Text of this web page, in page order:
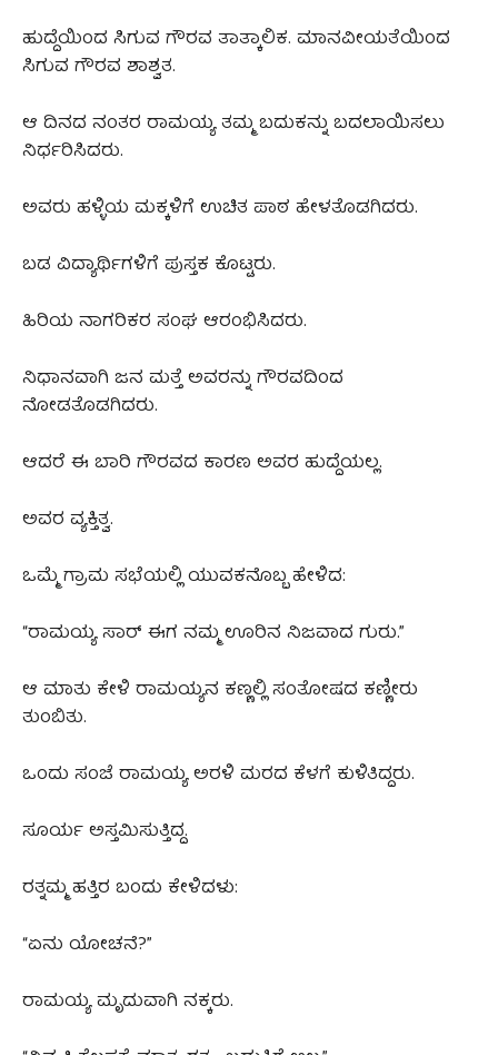
ಹುದ್ದೆಯಿಂದ ಸಿಗುವ ಗೌರವ ತಾತ್ಕಾಲಿಕ. ಮಾನವೀಯತೆಯಿಂದ
ಸಿಗುವ ಗೌರವ ಶಾಶ್ವತ.
ಆ ದಿನದ ನಂತರ ರಾಮಯ್ಯ ತಮ್ಮ ಬದುಕನ್ನು ಬದಲಾಯಿಸಲು
ನಿರ್ಧರಿಸಿದರು.
ಅವರು ಹಳ್ಳಿಯ ಮಕ್ಕಳಿಗೆ ಉಚಿತ ಪಾಠ ಹೇಳತೊಡಗಿದರು.
ಬಡ ವಿದ್ಯಾರ್ಥಿಗಳಿಗೆ ಪುಸ್ತಕ ಕೊಟ್ಟರು.
ಹಿರಿಯ ನಾಗರಿಕರ ಸಂಘ ಆರಂಭಿಸಿದರು.
ನಿಧಾನವಾಗಿ ಜನ ಮತ್ತೆ ಅವರನ್ನು ಗೌರವದಿಂದ
ನೋಡತೊಡಗಿದರು.
ಆದರೆ ಈ ಬಾರಿ ಗೌರವದ ಕಾರಣ ಅವರ ಹುದ್ದೆಯಲ್ಲ.
ಅವರ ವ್ಯಕ್ತಿತ್ವ.
ಒಮ್ಮೆ ಗ್ರಾಮ ಸಭೆಯಲ್ಲಿ ಯುವಕನೊಬ್ಬ ಹೇಳಿದ:
“ರಾಮಯ್ಯ ಸಾರ್ ಈಗ ನಮ್ಮ ಊರಿನ ನಿಜವಾದ ಗುರು.”
ಆ ಮಾತು ಕೇಳಿ ರಾಮಯ್ಯನ ಕಣ್ಣಲ್ಲಿ ಸಂತೋಷದ ಕಣ್ಣೀರು
ತುಂಬಿತು.
ಒಂದು ಸಂಜೆ ರಾಮಯ್ಯ ಅರಳಿ ಮರದ ಕೆಳಗೆ ಕುಳಿತಿದ್ದರು.
ಸೂರ್ಯ ಅಸ್ತಮಿಸುತ್ತಿದ್ದ.
ರತ್ನಮ್ಮ ಹತ್ತಿರ ಬಂದು ಕೇಳಿದಳು:
“ಏನು ಯೋಚನೆ?”
ರಾಮಯ್ಯ ಮೃದುವಾಗಿ ನಕ್ಕರು.